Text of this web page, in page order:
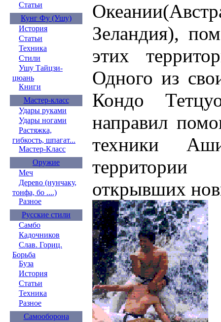
Статьи
Кунг Фу (Ушу)
История
Статьи
Техника
Стили
Ушу Тайцзи-
цюань
Книги
Мастер-класс
Удары руками
Удары ногами
Растяжка,
гибкость, шпагат...
Мастер-Класс
Оружие
Меч
Дерево (нунчаку,
тонфа, бо ....)
Разное
Русские стили
Самбо
Кадочников
Слав. Гориц.
Борьба
Буза
История
Статьи
Техника
Разное
Самооборона
Зеландия),
этих
Одного из
Кондо
направил
техники
открывших